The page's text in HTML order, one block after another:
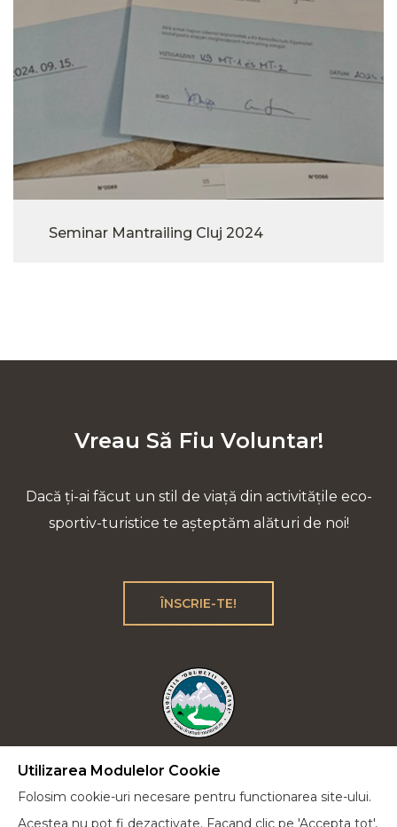
Seminar Mantrailing Cluj 2024
Vreau Să Fiu Voluntar!
Dacă ți-ai făcut un stil de viață din activitățile eco-
sportiv-turistice te așteptăm alături de noi!
ÎNSCRIE-TE!
Plecăm la drum lung cu încrederea că vom reuși
să-i educăm pe cei de lângă noi într-un spirit verde
Utilizarea Modulelor Cookie
Folosim cookie-uri necesare pentru functionarea site-ului.
Acestea nu pot fi dezactivate. Facand clic pe 'Accepta tot',